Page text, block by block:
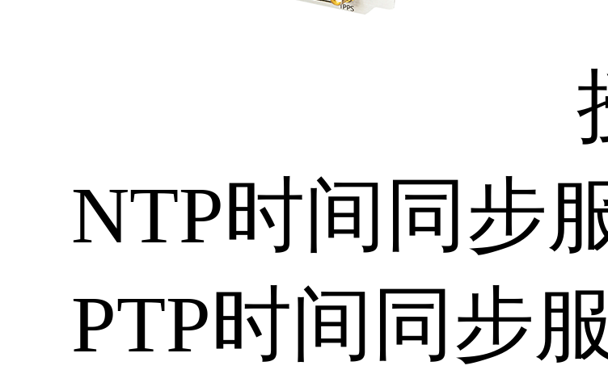
NTP时间同步
PTP时间同步